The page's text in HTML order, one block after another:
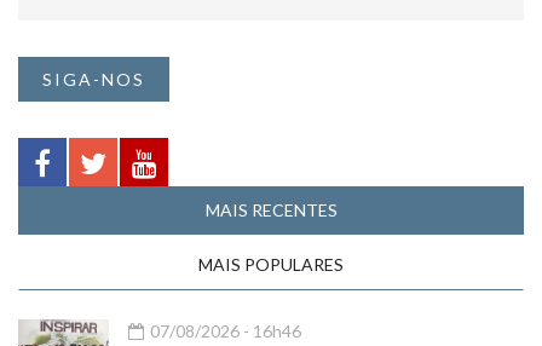
SIGA-NOS
MAIS RECENTES
MAIS POPULARES
07/08/2026 - 16h46